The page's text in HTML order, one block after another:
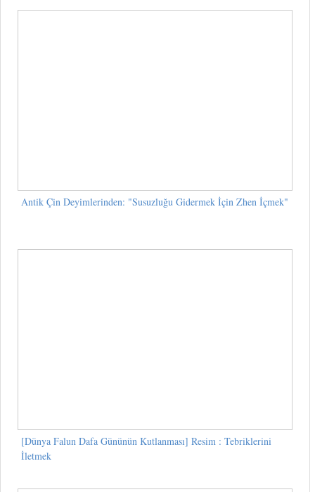
Antik Çin Deyimlerinden: "Susuzluğu Gidermek İçin Zhen İçmek"
[Dünya Falun Dafa Gününün Kutlanması] Resim : Tebriklerini
İletmek